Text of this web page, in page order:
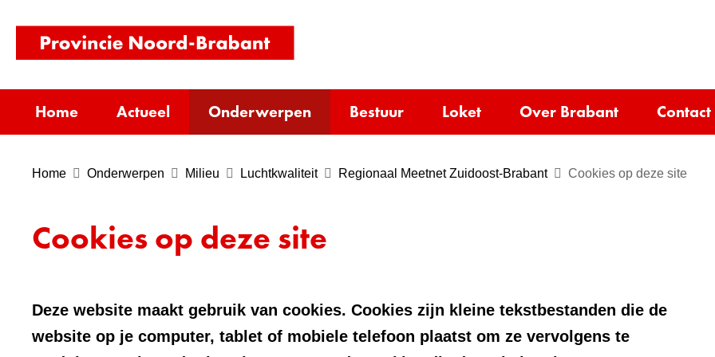
inhoud
homepage)
Home Actueel Onderwerpen Bestuur Loket Over Brabant Contact
Home Onderwerpen Milieu Luchtkwaliteit Regionaal Meetnet Zuidoost-Brabant Cookies op deze site
Cookies op deze site
Deze website maakt gebruik van cookies. Cookies zijn kleine tekstbestanden die de
website op je computer, tablet of mobiele telefoon plaatst om ze vervolgens te